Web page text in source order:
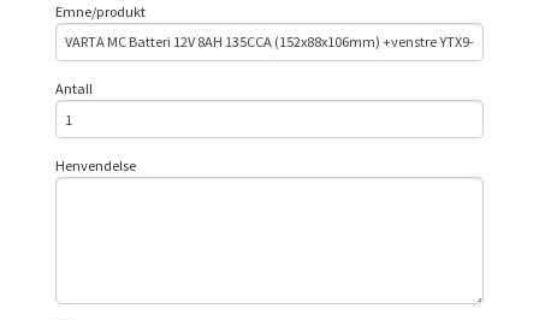
Emne/produkt
Antall
Henvendelse